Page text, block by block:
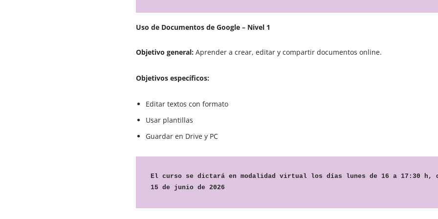
Uso de Documentos de Google – Nivel 1
Objetivo general: Aprender a crear, editar y compartir documentos online.
Objetivos específicos:
Editar textos con formato
Usar plantillas
Guardar en Drive y PC
El curso se dictará en modalidad virtual los días lunes de 16 a 17:30
15 de junio de 2026